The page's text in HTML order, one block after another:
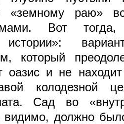
к «земному раю»
Вот
истории»:
который
оазис и не
колодезной
Сад во
видимо, должно